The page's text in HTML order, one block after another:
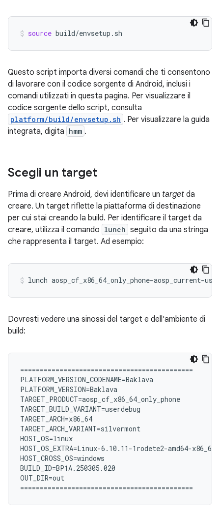
source build/envsetup.sh
Questo script importa diversi comandi che ti consentono
di lavorare con il codice sorgente di Android, inclusi i
comandi utilizzati in questa pagina. Per visualizzare il
codice sorgente dello script, consulta
platform/build/envsetup.sh . Per visualizzare la guida
integrata, digita hmm .
Scegli un target
Prima di creare Android, devi identificare un target da
creare. Un target riflette la piattaforma di destinazione
per cui stai creando la build. Per identificare il target da
creare, utilizza il comando lunch seguito da una stringa
che rappresenta il target. Ad esempio:
lunch aosp_cf_x86_64_only_phone-aosp_current-
Dovresti vedere una sinossi del target e dell'ambiente di
build:
============================================
PLATFORM_VERSION_CODENAME=Baklava
PLATFORM_VERSION=Baklava
TARGET_PRODUCT=aosp_cf_x86_64_only_phone
TARGET_BUILD_VARIANT=userdebug
TARGET_ARCH=x86_64
TARGET_ARCH_VARIANT=silvermont
HOST_OS=linux
HOST_OS_EXTRA=Linux-6.10.11-1rodete2-amd64-
HOST_CROSS_OS=windows
BUILD_ID=BP1A.250305.020
OUT_DIR=out